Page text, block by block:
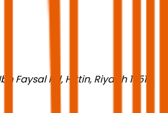
Faysal Rd, Hittin, Riyadh 13518,